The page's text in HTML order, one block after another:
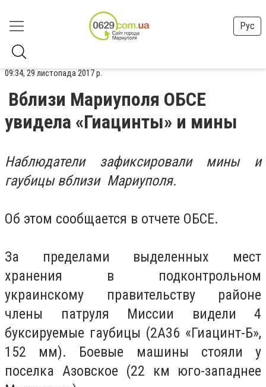
Рус
09:34, 29 листопада 2017 р.
Вблизи Мариуполя ОБСЕ
увидела «Гиацинты» и мины
Наблюдатели зафиксировали мины и
гаубицы вблизи Мариуполя.
Об этом сообщается в отчете ОБСЕ.
За пределами выделенных мест
хранения в подконтрольном
украинскому правительству районе
члены патруля Миссии видели 4
буксируемые гаубицы (2А36 «Гиацинт-Б»,
152 мм). Боевые машины стояли у
поселка Азовское (22 км юго-западнее